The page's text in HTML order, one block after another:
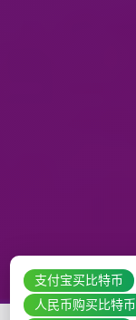
支付宝买比特币
人民币购买比特币